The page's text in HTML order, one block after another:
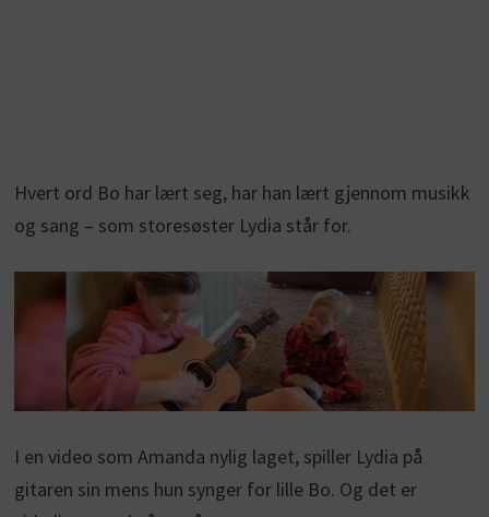
Hvert ord Bo har lært seg, har han lært gjennom musikk
og sang – som storesøster Lydia står for.
I en video som Amanda nylig laget, spiller Lydia på
gitaren sin mens hun synger for lille Bo. Og det er